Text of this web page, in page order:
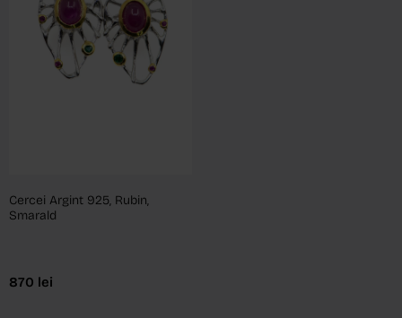
Cercei Argint 925, Rubin,
Smarald
870 lei